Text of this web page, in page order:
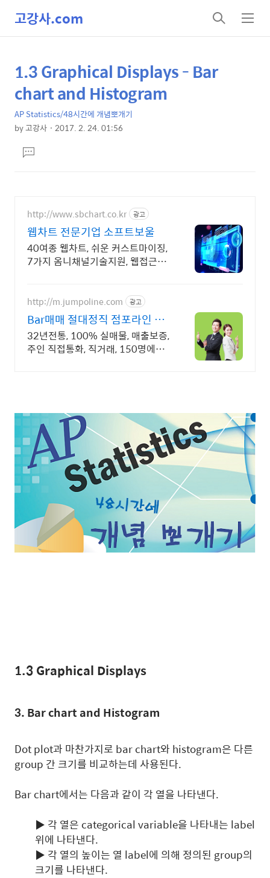
고강사.com
검
색
메
뉴
상
세
컨
텐
본
문
제
목
1.3 Graphical Displays - Bar
chart and Histogram
AP Statistics/48시간에 개념뽀개기
by고강사 2017. 2. 24. 01:56
문댓
글
http://www.sbchart.co.kr 광고
웹차트 전문기업 소프트보울
40여종 웹차트, 쉬운 커스트마이징,
7가지 옴니채널기술지원, 웹접근성
http://m.jumpoline.com 광고
Bar매매 절대정직 점포라인 빠
른 직거래 & 안전중개거래
32년전통, 100% 실매물, 매출보증,
주인 직접통화, 직거래, 150명에이
1.3 Graphical Displays
3. Bar chart and Histogram
Dot plot과 마찬가지로 bar chart와 histogram은 다른
group 간 크기를 비교하는데 사용된다.
Bar chart에서는 다음과 같이 각 열을 나타낸다.
▶ 각 열은 categorical variable을 나타내는 label
위에 나타낸다.
▶ 각 열의 높이는 열 label에 의해 정의된 group의
크기를 나타낸다.